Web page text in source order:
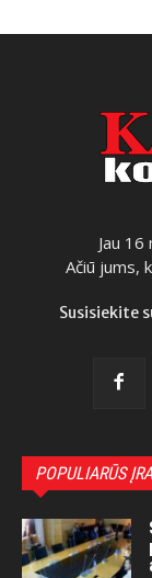
Jau
Ačiū jums,
Susisiekite
POPULIARŪS